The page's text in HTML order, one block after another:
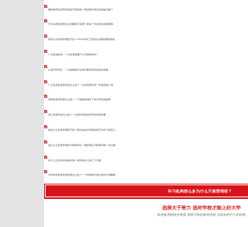
戴氏教育复读班到底值不值得报？陪读家长算完这笔账沉默了
巴中高考复读班怎么判断靠不靠谱？陪读一年总结的选择逻辑
阿坝公办复读学费贵不贵？2026年高三复读生必看的费用真相
广元复读政策：广元复读需要什么手续和条件？
从迷茫到笃定：一位成都家长在领川教育复读的真实体验
广元高考复读班到底怎么选？一位高四家长用一年摸清的门道
资阳复读班到底怎么选？一个错题本揭开了高分背后的秘密
内江复读学校怎么选？一位家长用真实经历告诉你答案
南充公立复读学费贵不贵？家长如何合理规划经济与学习双投入
眉山公立复读学校收不收插班生？最新规定与收费清单一次说透
内江公立复读培训如何选？家长最关心的三个问题
泸州高考复读学校到底怎么选？一个高四家长踩过的坑与清醒账
补习机构那么多为什么只推荐我校？
选择大于努力 选对学校才能上好大学
高考备考院校分两类 深耕川考的高考学校 与其余的中小学机构